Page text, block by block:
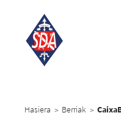
Hasiera > Berriak >